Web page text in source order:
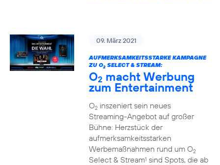
09. März 2021
AUFMERKSAMKEITSSTARKE KAMPAGNE
ZU O2SELECT & STREAM:
O2 macht Werbung
zum Entertainment
O2inszeniert sein neues
Streaming-Angebot auf großer
Bühne: Herzstück der
aufmerksamkeitsstarken
Werbemaßnahmen rund um O2
Select & Stream1 sind Spots, die ab